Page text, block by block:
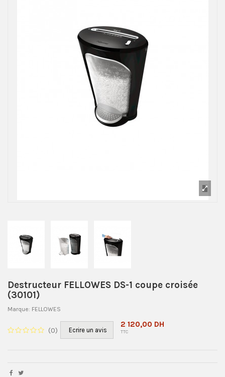
Destructeur FELLOWES DS-1 coupe croisée
(30101)
Marque: FELLOWES
(0) Ecrire un avis
2 120,00 DH
TTC